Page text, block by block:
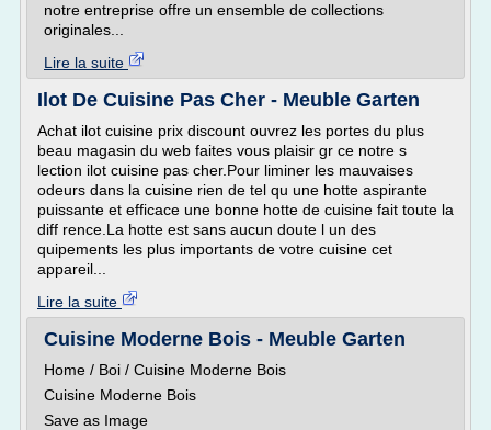
notre entreprise offre un ensemble de collections
originales...
Lire la suite
Ilot De Cuisine Pas Cher - Meuble Garten
Achat ilot cuisine prix discount ouvrez les portes du plus
beau magasin du web faites vous plaisir gr ce notre s
lection ilot cuisine pas cher.Pour liminer les mauvaises
odeurs dans la cuisine rien de tel qu une hotte aspirante
puissante et efficace une bonne hotte de cuisine fait toute la
diff rence.La hotte est sans aucun doute l un des
quipements les plus importants de votre cuisine cet
appareil...
Lire la suite
Cuisine Moderne Bois - Meuble Garten
Home / Boi / Cuisine Moderne Bois
Cuisine Moderne Bois
Save as Image